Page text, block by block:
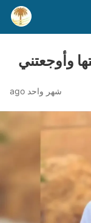
وأوجعتني
شهر واحد ago